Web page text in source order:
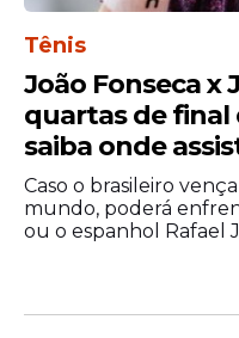
Tênis
João Fonseca x
quartas de final
saiba onde
Caso o brasileiro
mundo, poderá
ou o espanhol Rafael